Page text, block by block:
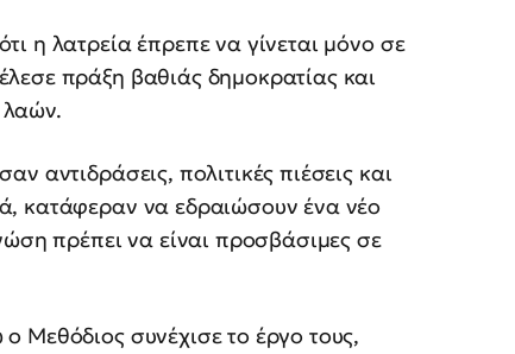
η λατρεία έπρεπε να γίνεται μόνο σε
πράξη βαθιάς δημοκρατίας και
λαών.
αντιδράσεις, πολιτικές πιέσεις και
κατάφεραν να εδραιώσουν ένα νέο
πρέπει να είναι προσβάσιμες σε
Μεθόδιος συνέχισε το έργο τους,